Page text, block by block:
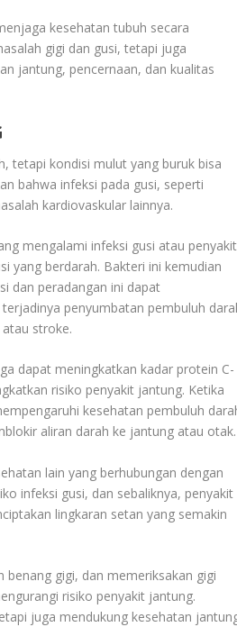
kesehatan tubuh secara
gigi dan gusi, tetapi juga
jantung, pencernaan, dan kualitas
tetapi kondisi mulut yang buruk bisa
bahwa infeksi pada gusi, seperti
kardiovaskular lainnya.
mengalami infeksi gusi atau penyakit
yang berdarah. Bakteri ini kemudian
dan peradangan ini dapat
penyumbatan pembuluh
stroke.
dapat meningkatkan kadar protein C-
risiko penyakit jantung. Ketika
kesehatan pembuluh
aliran darah ke jantung atau otak.
lain yang berhubungan dengan
infeksi gusi, dan sebaliknya, penyakit
lingkaran setan yang semakin
gigi, dan memeriksakan gigi
risiko penyakit jantung.
juga mendukung kesehatan